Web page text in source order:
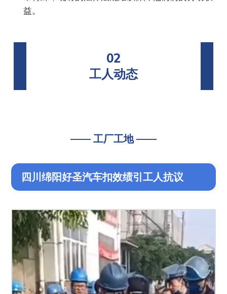
益。
02
工人动态
—— 工厂工地 ——
四川绵阳好圣汽车扣效绩引工人抗议